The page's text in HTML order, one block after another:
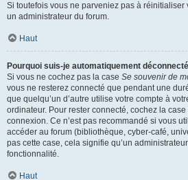
Si toutefois vous ne parveniez pas à réinitialiser
un administrateur du forum.
Haut
Pourquoi suis-je automatiquement
Si vous ne cochez pas la case Se souvenir de
vous ne resterez connecté que pendant une
que quelqu’un d’autre utilise votre compte à
ordinateur. Pour rester connecté, cochez la case
connexion. Ce n’est pas recommandé si vous
accéder au forum (bibliothèque, cyber-café,
pas cette case, cela signifie qu’un
fonctionnalité.
Haut